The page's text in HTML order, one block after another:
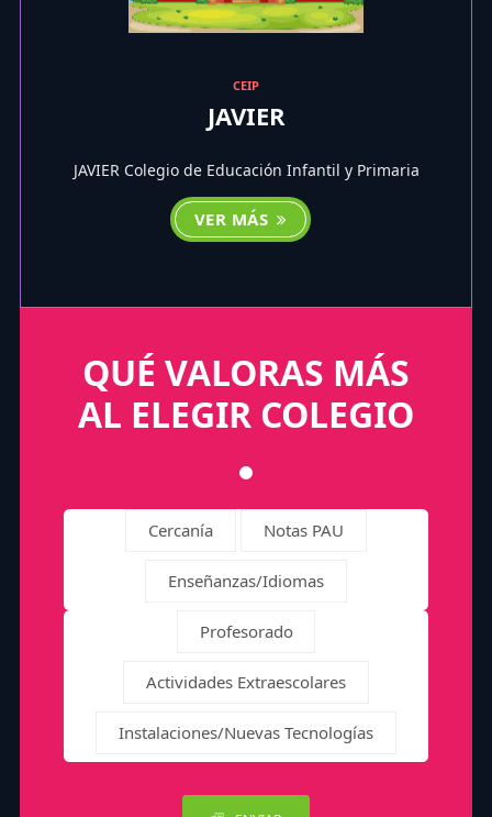
CEIP
JAVIER
JAVIER Colegio de Educación Infantil y Primaria
VER MÁS
QUÉ VALORAS MÁS
AL ELEGIR COLEGIO
Cercanía Notas PAU
Enseñanzas/Idiomas
Profesorado
Actividades Extraescolares
Instalaciones/Nuevas Tecnologías